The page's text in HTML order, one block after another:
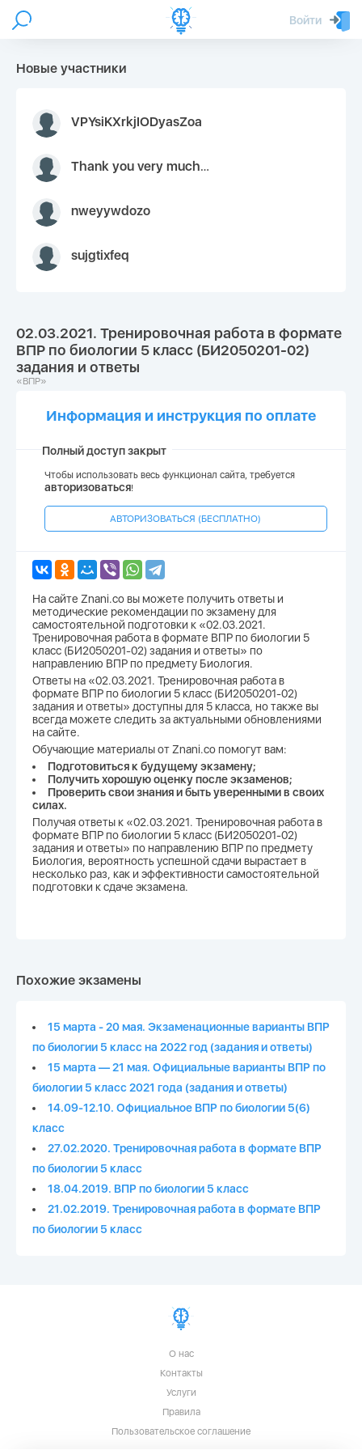
Войти
Новые участники
VPYsiKXrkjIODyasZoa
Thank you very much for your inquiry We appreciate you 9126052 https://youtube.com faceapple !
nweyywdozo
sujgtixfeq
02.03.2021. Тренировочная работа в формате
ВПР по биологии 5 класс (БИ2050201-02)
задания и ответы
«ВПР»
Информация и инструкция по оплате
Полный доступ закрыт
Чтобы использовать весь функционал сайта, требуется
авторизоваться!
АВТОРИЗОВАТЬСЯ (БЕСПЛАТНО)
На сайте Znani.co вы можете получить ответы и
методические рекомендации по экзамену для
самостоятельной подготовки к «02.03.2021.
Тренировочная работа в формате ВПР по биологии 5
класс (БИ2050201-02) задания и ответы» по
направлению ВПР по предмету Биология.
Ответы на «02.03.2021. Тренировочная работа в
формате ВПР по биологии 5 класс (БИ2050201-02)
задания и ответы» доступны для 5 класса, но также вы
всегда можете следить за актуальными обновлениями
на сайте.
Обучающие материалы от Znani.co помогут вам:
Подготовиться к будущему экзамену;
Получить хорошую оценку после экзаменов;
Проверить свои знания и быть уверенными в своих
силах.
Получая ответы к «02.03.2021. Тренировочная работа в
формате ВПР по биологии 5 класс (БИ2050201-02)
задания и ответы» по направлению ВПР по предмету
Биология, вероятность успешной сдачи вырастает в
несколько раз, как и эффективности самостоятельной
подготовки к сдаче экзамена.
Похожие экзамены
15 марта - 20 мая. Экзаменационные варианты ВПР
по биологии 5 класс на 2022 год (задания и ответы)
15 марта — 21 мая. Официальные варианты ВПР по
биологии 5 класс 2021 года (задания и ответы)
14.09-12.10. Официальное ВПР по биологии 5(6)
класс
27.02.2020. Тренировочная работа в формате ВПР
по биологии 5 класс
18.04.2019. ВПР по биологии 5 класс
21.02.2019. Тренировочная работа в формате ВПР
по биологии 5 класс
О нас
Контакты
Услуги
Правила
Пользовательское соглашение